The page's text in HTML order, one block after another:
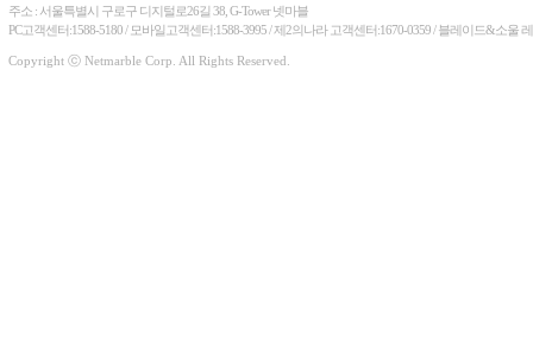
주소 : 서울특별시 구로구 디지털로26길 38, G-Tower 넷마블
PC고객센터:1588-5180 / 모바일고객센터:1588-3995 / 제2의나라 고객센터:1670-0359 / 블레이드&소울
Copyright ⓒ Netmarble Corp. All Rights Reserved.